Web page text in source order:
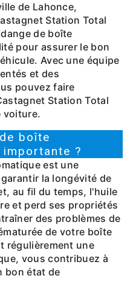
de Lahonce,
Station Total
de boîte
pour assurer le bon
Avec une équipe
et des
pouvez faire
Station Total
voiture.
boîte
?
est une
la longévité de
au fil du temps, l'huile
et perd ses propriétés
des problèmes de
de votre boîte
régulièrement une
vous contribuez à
bon état de